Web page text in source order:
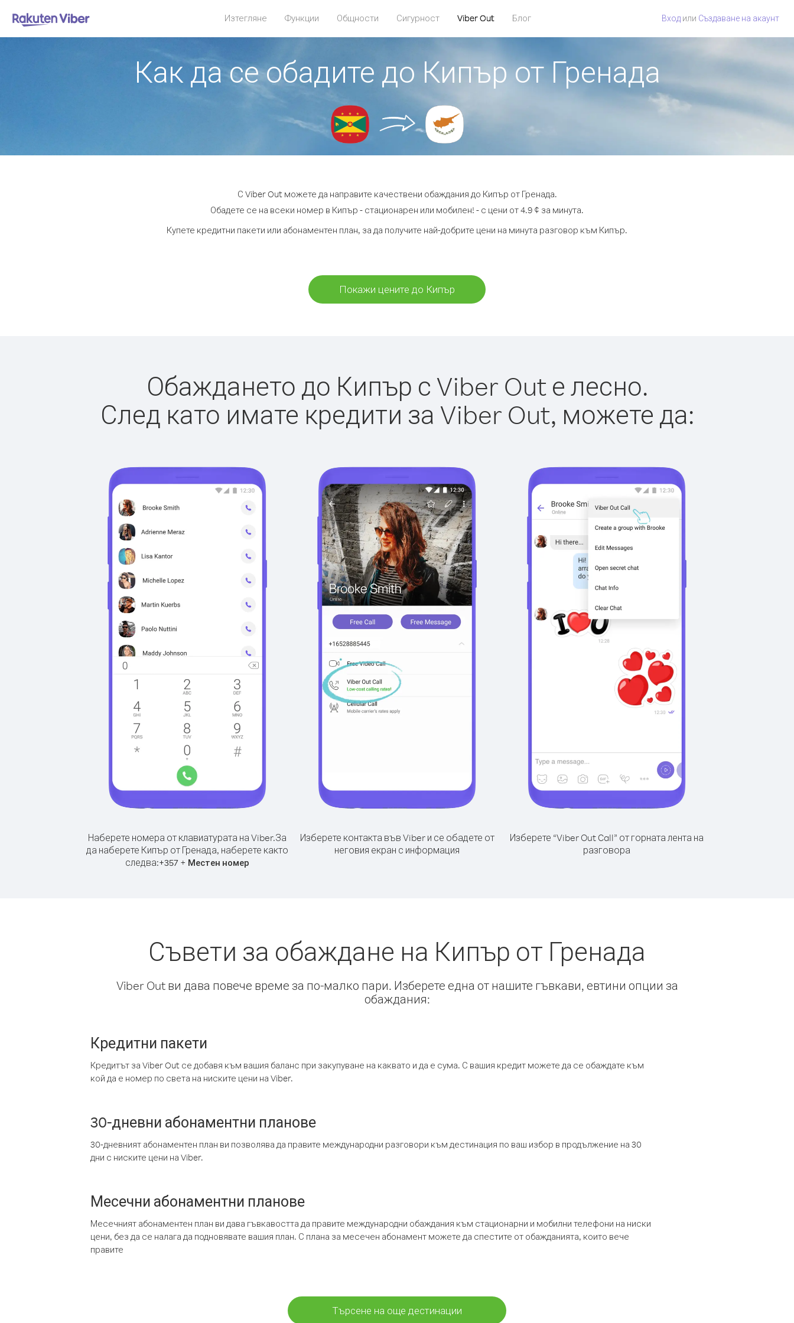
Изтегляне Функции Общности Сигурност Viber Out Блог Вход или Създаване на акаунт
Как да се обадите до Кипър от Гренада
С Viber Out можете да направите качествени обаждания до Кипър от Гренада.
Обадете се на всеки номер в Кипър - стационарен или мобилен! - с цени от 4.9 ¢ за минута.
Купете кредитни пакети или абонаментен план, за да получите най-добрите цени на минута разговор към Кипър.
Покажи цените до Кипър
Обаждането до Кипър с Viber Out е лесно.
След като имате кредити за Viber Out, можете да:
Наберете номера от клавиатурата на Viber.За
да наберете Кипър от Гренада, наберете както
следва:+357 + Местен номер
Изберете контакта във Viber и се обадете от
неговия екран с информация
Изберете “Viber Out Call” от горната лента на
разговора
Съвети за обаждане на Кипър от Гренада
Viber Out ви дава повече време за по-малко пари. Изберете една от нашите гъвкави, евтини опции за
обаждания:
Кредитни пакети
Кредитът за Viber Out се добавя към вашия баланс при закупуване на каквато и да е сума. С вашия кредит можете да се обаждате към
кой да е номер по света на ниските цени на Viber.
30-дневни абонаментни планове
30-дневният абонаментен план ви позволява да правите международни разговори към дестинация по ваш избор в продължение на 30
дни с ниските цени на Viber.
Месечни абонаментни планове
Месечният абонаментен план ви дава гъвкавостта да правите международни обаждания към стационарни и мобилни телефони на ниски
цени, без да се налага да подновявате вашия план. С плана за месечен абонамент можете да спестите от обажданията, които вече
правите
Търсене на още дестинации